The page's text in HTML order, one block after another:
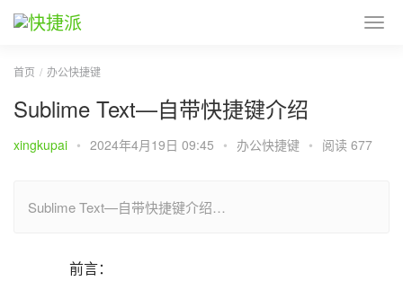
首页 办公快捷键
Sublime Text—自带快捷键介绍
xingkupai • 2024年4月19日 09:45 • 办公快捷键 • 阅读 677
Sublime Text—自带快捷键介绍…
前言：